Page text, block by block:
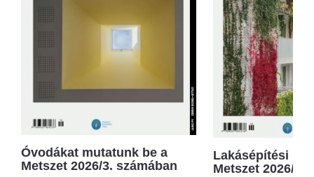
Óvodákat mutatunk be a
Metszet 2026/3. számában
Lakásépítési
Metszet 2026/2.